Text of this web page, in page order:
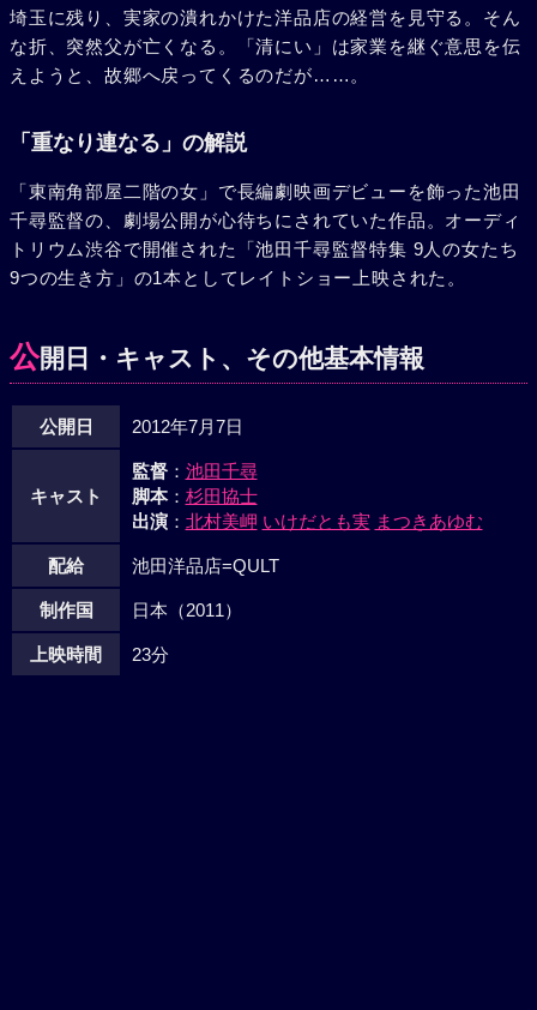
埼玉に残り、実家の潰れかけた洋品店の経営を見守る。そん
な折、突然父が亡くなる。「清にい」は家業を継ぐ意思を伝
えようと、故郷へ戻ってくるのだが……。
「重なり連なる」の解説
「東南角部屋二階の女」で長編劇映画デビューを飾った池田
千尋監督の、劇場公開が心待ちにされていた作品。オーディ
トリウム渋谷で開催された「池田千尋監督特集 9人の女たち
9つの生き方」の1本としてレイトショー上映された。
公開日・キャスト、その他基本情報
公開日 2012年7月7日
キャスト
監督： 池田千尋
脚本： 杉田協士
出演： 北村美岬 いけだとも実 まつきあゆむ
配給 池田洋品店=QULT
制作国 日本（2011）
上映時間 23分